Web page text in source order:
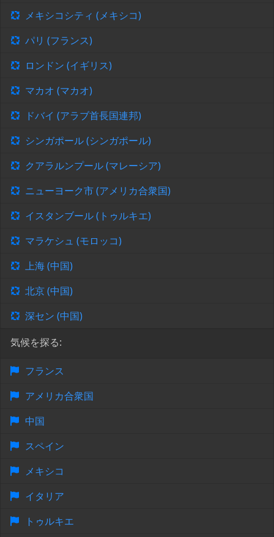
メキシコシティ (メキシコ)
パリ (フランス)
ロンドン (イギリス)
マカオ (マカオ)
ドバイ (アラブ首長国連邦)
シンガポール (シンガポール)
クアラルンプール (マレーシア)
ニューヨーク市 (アメリカ合衆国)
イスタンブール (トゥルキエ)
マラケシュ (モロッコ)
上海 (中国)
北京 (中国)
深セン (中国)
気候を探る:
フランス
アメリカ合衆国
中国
スペイン
メキシコ
イタリア
トゥルキエ